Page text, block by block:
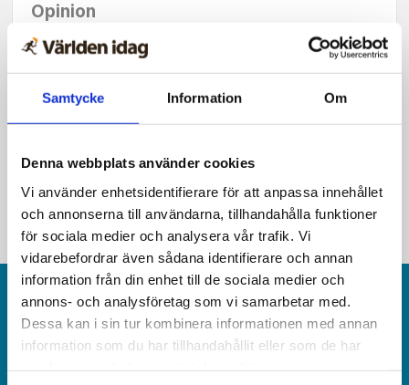
Samtycke Information Om
Denna webbplats använder cookies
Vi använder enhetsidentifierare för att anpassa innehållet
och annonserna till användarna, tillhandahålla funktioner
för sociala medier och analysera vår trafik. Vi
vidarebefordrar även sådana identifierare och annan
information från din enhet till de sociala medier och
annons- och analysföretag som vi samarbetar med.
Dessa kan i sin tur kombinera informationen med annan
information som du har tillhandahållit eller som de har
Opinion
Konflikten i Immanuel
avslöjar intoleransen i
liberala teologin